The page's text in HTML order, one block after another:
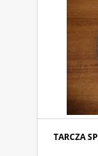
TARCZA